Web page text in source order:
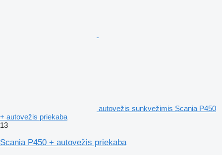
autovežis sunkvežimis Scania P450
+ autovežis priekaba
13
Scania P450 + autovežis priekaba